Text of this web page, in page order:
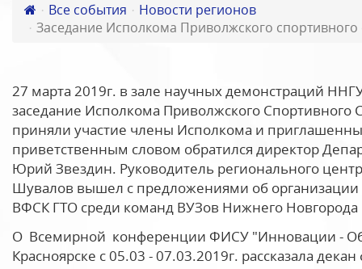
Все события
Новости регионов
Заседание Исполкома Приволжского cпортивного
27 марта 2019г. в зале научных демонстраций
заседание Исполкома Приволжского Спортивного
приняли участие члены Исполкома и
приветственным словом обратился директор
Юрий Звездин. Руководитель регионального
Шувалов вышел с предложениями об организации
ВФСК ГТО среди команд ВУЗов Нижнего Новгорода
О Всемирной конференции ФИСУ "Инновации -
Красноярске с 05.03 - 07.03.2019г. рассказала